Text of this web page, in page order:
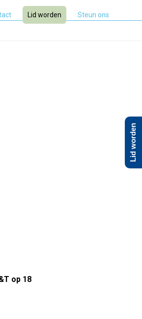
Lid worden Steun ons
op 18
Lid worden